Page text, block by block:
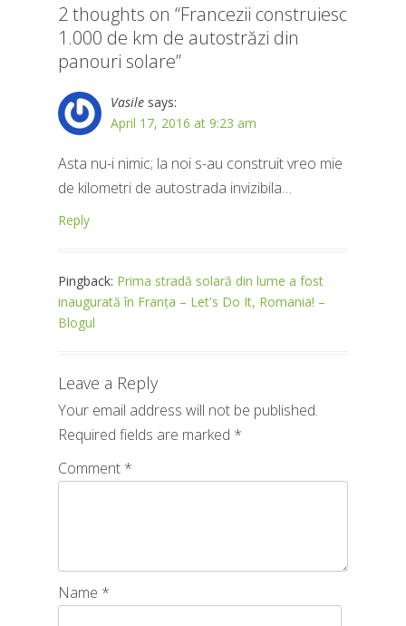
2 thoughts on “Francezii construiesc
1.000 de km de autostrăzi din
panouri solare”
Vasile says:
April 17, 2016 at 9:23 am
Asta nu-i nimic; la noi s-au construit vreo mie
de kilometri de autostrada invizibila…
Reply
Pingback: Prima stradă solară din lume a fost
inaugurată în Franța – Let's Do It, Romania! –
Blogul
Leave a Reply
Your email address will not be published.
Required fields are marked *
Comment *
Name *